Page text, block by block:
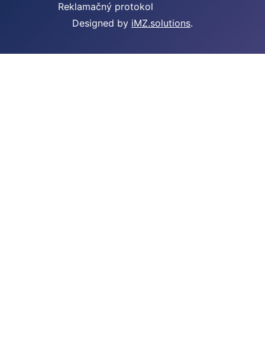
Reklamačný protokol
Designed by iMZ.solutions.